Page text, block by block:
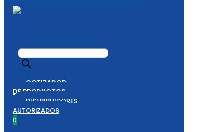
Búsqueda
de
productos
COTIZADOR
DE PRODUCTOS
DISTRIBUIDORES
AUTORIZADOS
0